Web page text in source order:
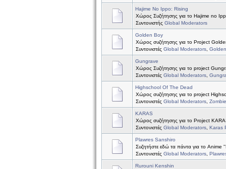
Hajime No Ippo: Rising
Χώρος Συζήτησης για το Hajime no
Συντονιστής Global Moderators
Golden Boy
Χώρος συζήτησης για το Project
Συντονιστές Global Moderators
Gungrave
Χώρος Συζήτησης για το project
Συντονιστές Global Moderators
Highschool Of The Dead
Χώρος συζήτησης για το project
Συντονιστές Global Moderators
KARAS
Χώρος συζήτησης για το Project
Συντονιστές Global Moderators Karas
Plawres Sanshiro
Συζητήστε εδώ τα πάντα για το
Συντονιστές Global Moderators
Rurouni Kenshin